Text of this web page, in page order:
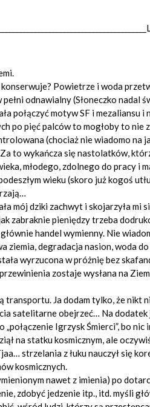
Powietrze i woda
odnawialny (Słoneczko
połączyć motyw SF i mezaliansu i
po pięć palców to mogłoby to nie
(chociaż nie wiadomo na
to wykańcza się nastolatków,
młodego, zdolnego do pracy i
wieku (skoro już kogoś
mój dziki zachwyt i skojarzyła mi
zabraknie pieniędzy trzeba
handel wymienny. Nie
ziemia, degradacja nasion, woda
wyrzucona w próżnię bez
zostaje wysłana na
transportu. Ja dodam tylko, że nikt
satelitarne obejrzeć… Na
Igrzysk Śmierci”, bo nic
na statku kosmicznym, ale
strzelania z łuku nauczył się
kosmicznych.
nawet z imienia) po
zdobyć jedzenie itp., itd. myśli